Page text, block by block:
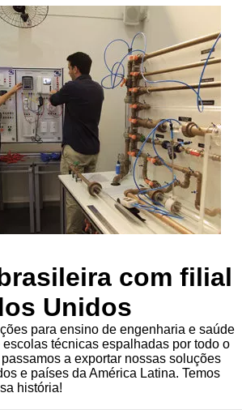
com filial
Unidos
para ensino de engenharia e saúde
técnicas espalhadas por todo o
a exportar nossas soluções
e países da América Latina. Temos
história!